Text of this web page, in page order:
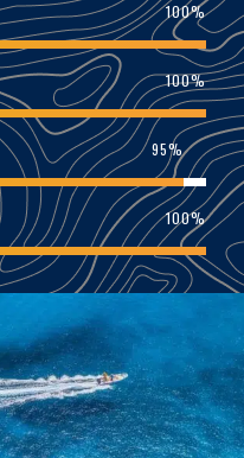
100%
100%
95%
100%